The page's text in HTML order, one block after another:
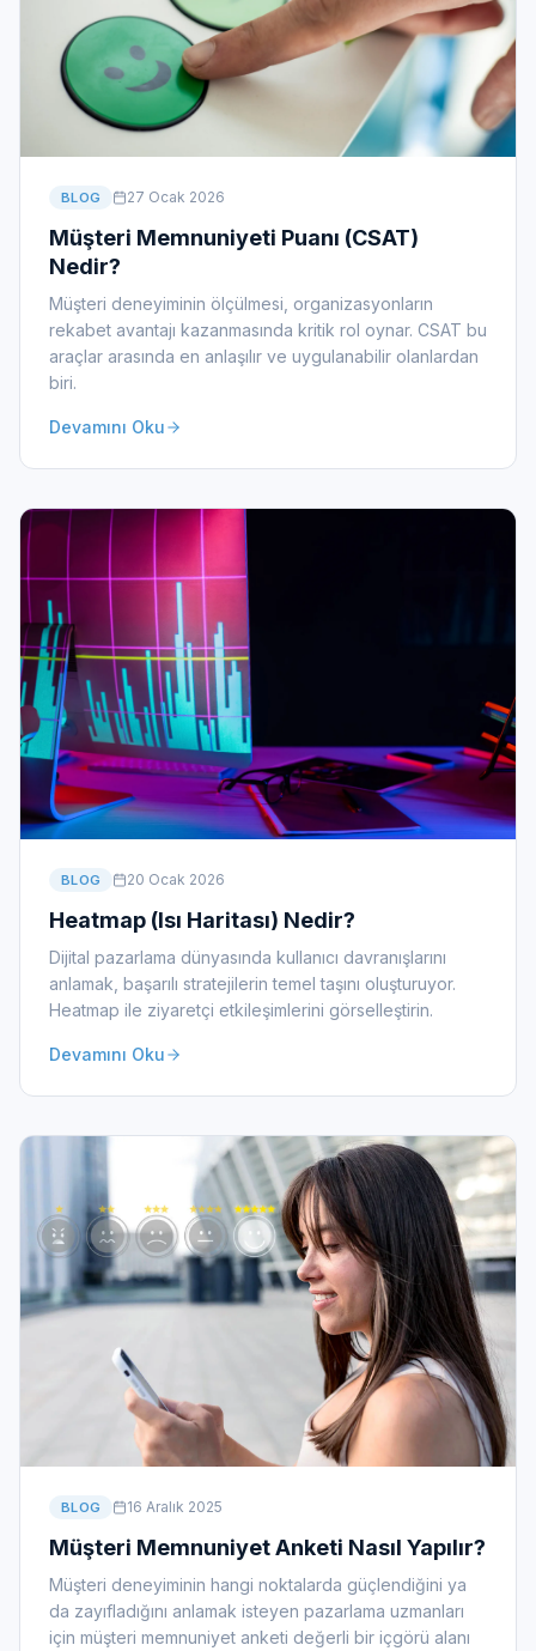
BLOG 27 Ocak 2026
Müşteri Memnuniyeti Puanı (CSAT)
Nedir?
Müşteri deneyiminin ölçülmesi, organizasyonların
rekabet avantajı kazanmasında kritik rol oynar. CSAT bu
araçlar arasında en anlaşılır ve uygulanabilir olanlardan
biri.
Devamını Oku
BLOG 20 Ocak 2026
Heatmap (Isı Haritası) Nedir?
Dijital pazarlama dünyasında kullanıcı davranışlarını
anlamak, başarılı stratejilerin temel taşını oluşturuyor.
Heatmap ile ziyaretçi etkileşimlerini görselleştirin.
Devamını Oku
BLOG 16 Aralık 2025
Müşteri Memnuniyet Anketi Nasıl Yapılır?
Müşteri deneyiminin hangi noktalarda güçlendiğini ya
da zayıfladığını anlamak isteyen pazarlama uzmanları
için müşteri memnuniyet anketi değerli bir içgörü alanı